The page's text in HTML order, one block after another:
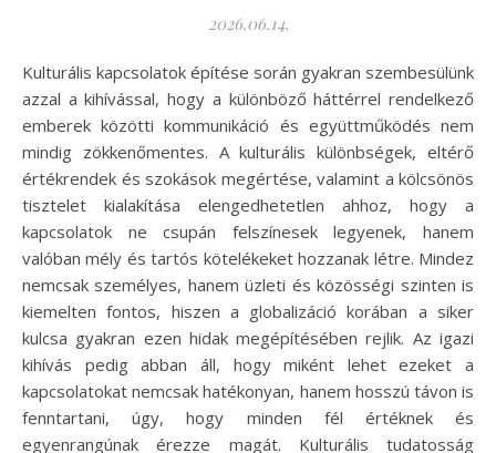
2026.06.14.
Kulturális kapcsolatok építése során gyakran szembesülünk
azzal a kihívással, hogy a különböző háttérrel rendelkező
emberek közötti kommunikáció és együttműködés nem
mindig zökkenőmentes. A kulturális különbségek, eltérő
értékrendek és szokások megértése, valamint a kölcsönös
tisztelet kialakítása elengedhetetlen ahhoz, hogy a
kapcsolatok ne csupán felszínesek legyenek, hanem
valóban mély és tartós kötelékeket hozzanak létre. Mindez
nemcsak személyes, hanem üzleti és közösségi szinten is
kiemelten fontos, hiszen a globalizáció korában a siker
kulcsa gyakran ezen hidak megépítésében rejlik. Az igazi
kihívás pedig abban áll, hogy miként lehet ezeket a
kapcsolatokat nemcsak hatékonyan, hanem hosszú távon is
fenntartani, úgy, hogy minden fél értéknek és
egyenrangúnak érezze magát. Kulturális tudatosság